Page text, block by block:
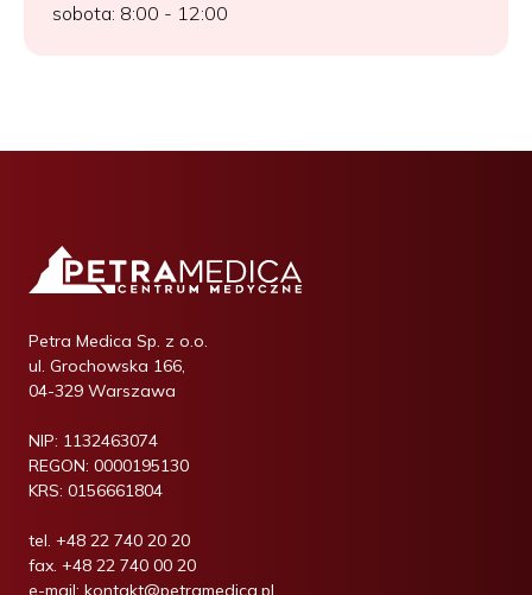
sobota: 8:00 - 12:00
Petra Medica Sp. z o.o.
ul. Grochowska 166,
04-329 Warszawa
NIP: 1132463074
REGON: 0000195130
KRS: 0156661804
tel. +48 22 740 20 20
fax. +48 22 740 00 20
e-mail: kontakt@petramedica.pl